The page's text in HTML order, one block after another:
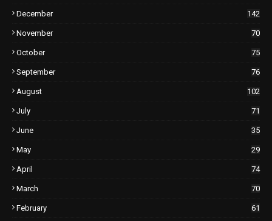
December 142
November 70
October 75
September 76
August 102
July 71
June 35
May 29
April 74
March 70
February 61